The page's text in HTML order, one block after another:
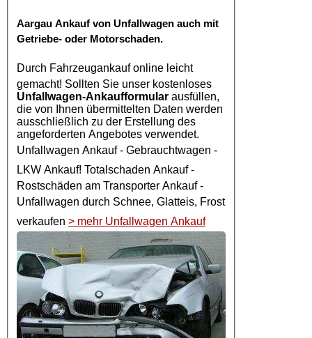
Aargau Ankauf von Unfallwagen auch mit
Getriebe- oder Motorschaden.
Durch Fahrzeugankauf online leicht
gemacht! Sollten Sie unser kostenloses
Unfallwagen-Ankaufformular ausfüllen,
die von Ihnen übermittelten Daten werden
ausschließlich zu der Erstellung des
angeforderten Angebotes verwendet.
Unfallwagen Ankauf- Gebrauchtwagen -
LKW Ankauf! Totalschaden Ankauf -
Rostschäden am Transporter Ankauf -
Unfallwagen durch Schnee, Glatteis, Frost
verkaufen > mehr Unfallwagen Ankauf